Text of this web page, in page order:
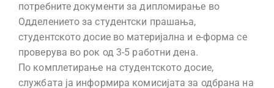
потребните документи за дипломирање во
Одделението за студентски прашања,
студентското досие во материјална и е-форма се
проверува во рок од 3-5 работни дена.
По комплетирање на студентското досие,
службата ја информира комисијата за одбрана на